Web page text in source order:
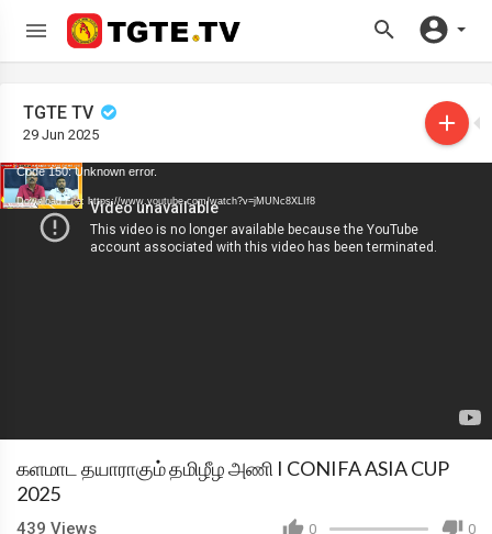
TGTE TV
29 Jun 2025
Code 150: Unknown error.
Download File: https://www.youtube.com/watch?v=jMUNc8XLIf8
களமாட தயாராகும் தமிழீழ அணி I CONIFA ASIA CUP
2025
0 0
439 Views